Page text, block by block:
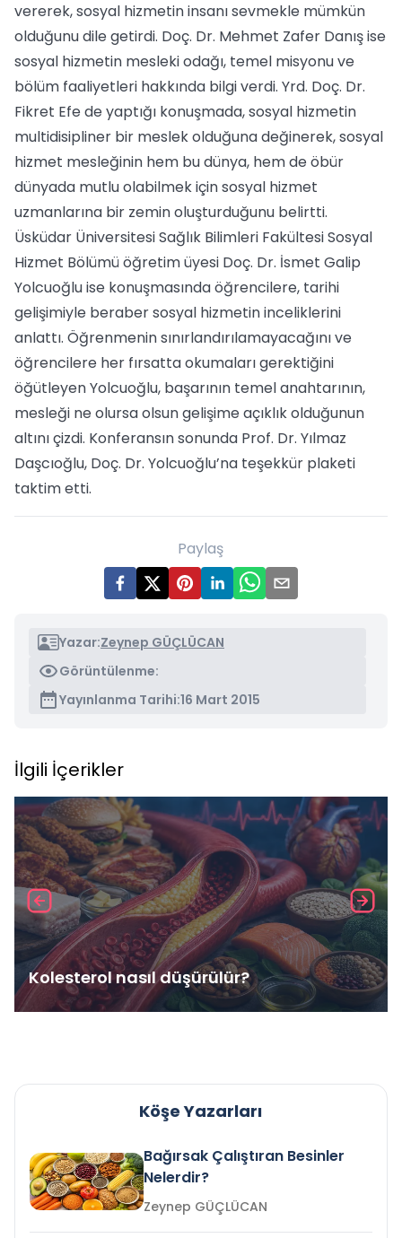
vererek, sosyal hizmetin insanı sevmekle mümkün
olduğunu dile getirdi. Doç. Dr. Mehmet Zafer Danış ise
sosyal hizmetin mesleki odağı, temel misyonu ve
bölüm faaliyetleri hakkında bilgi verdi. Yrd. Doç. Dr.
Fikret Efe de yaptığı konuşmada, sosyal hizmetin
multidisipliner bir meslek olduğuna değinerek, sosyal
hizmet mesleğinin hem bu dünya, hem de öbür
dünyada mutlu olabilmek için sosyal hizmet
uzmanlarına bir zemin oluşturduğunu belirtti.
Üsküdar Üniversitesi Sağlık Bilimleri Fakültesi Sosyal
Hizmet Bölümü öğretim üyesi Doç. Dr. İsmet Galip
Yolcuoğlu ise konuşmasında öğrencilere, tarihi
gelişimiyle beraber sosyal hizmetin inceliklerini
anlattı. Öğrenmenin sınırlandırılamayacağını ve
öğrencilere her fırsatta okumaları gerektiğini
öğütleyen Yolcuoğlu, başarının temel anahtarının,
mesleği ne olursa olsun gelişime açıklık olduğunun
altını çizdi. Konferansın sonunda Prof. Dr. Yılmaz
Daşcıoğlu, Doç. Dr. Yolcuoğlu’na teşekkür plaketi
taktim etti.
Paylaş
Yazar:Zeynep GÜÇLÜCAN
Görüntülenme:
Yayınlanma Tarihi:16 Mart 2015
İlgili İçerikler
Kolesterol nasıl düşürülür?
Köşe Yazarları
Bağırsak Çalıştıran Besinler
Nelerdir?
Zeynep GÜÇLÜCAN